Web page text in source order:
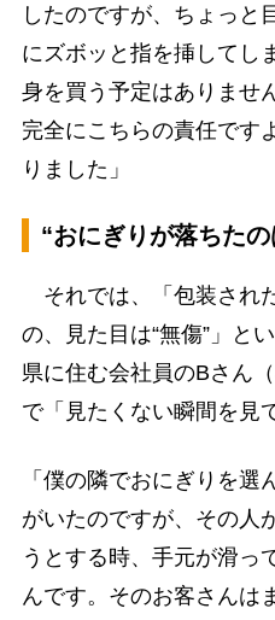
したのですが、ちょっと
にズボッと指を挿してし
身を買う予定はありませ
完全にこちらの責任です
りました」
“おにぎりが落ちた
それでは、「包装され
の、見た目は“無傷”」と
県に住む会社員のBさん
で「見たくない瞬間を見
「僕の隣でおにぎりを
がいたのですが、その人
うとする時、手元が滑っ
んです。そのお客さんは